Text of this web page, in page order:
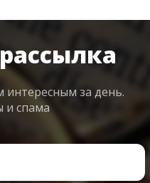
интересным за день.
и спама